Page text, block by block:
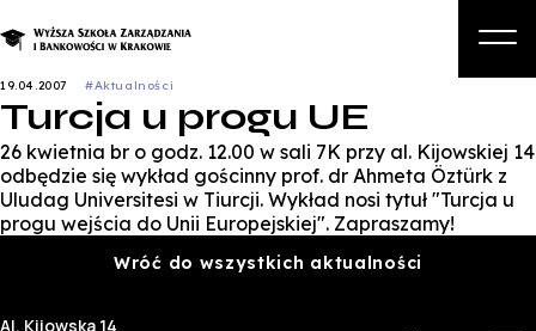
Studia
Studia podyplomowe i kursy
19.04.2007 #Aktualności
Turcja u progu UE
26 kwietnia br o godz. 12.00 w sali 7K przy al. Kijowskiej 14
odbędzie się wykład gościnny prof. dr Ahmeta Öztürk z
Uludag Universitesi w Tiurcji. Wykład nosi tytuł "Turcja u
progu wejścia do Unii Europejskiej". Zapraszamy!
Wróć do wszystkich aktualności
Al. Kijowska 14